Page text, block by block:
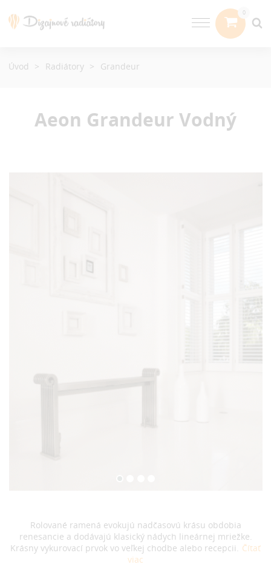
Aeon Grandeur Vodný
Rolované ramená evokujú nadčasovú krásu obdobia
renesancie a dodávajú klasický nádych lineárnej mriežke.
Krásny vykurovací prvok vo veľkej chodbe alebo recepcii. Čítať
viac
Úvod Radiátory Grandeur